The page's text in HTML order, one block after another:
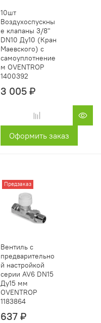
10шт
Воздухоспускны
е клапаны 3/8"
DN10 Ду10 (Кран
Маевского) с
самоуплотнение
м OVENTROP
1400392
3 005 ₽
Оформить заказ
Предзаказ
Вентиль с
предварительно
й настройкой
серии AV6 DN15
Ду15 мм
OVENTROP
1183864
637 ₽